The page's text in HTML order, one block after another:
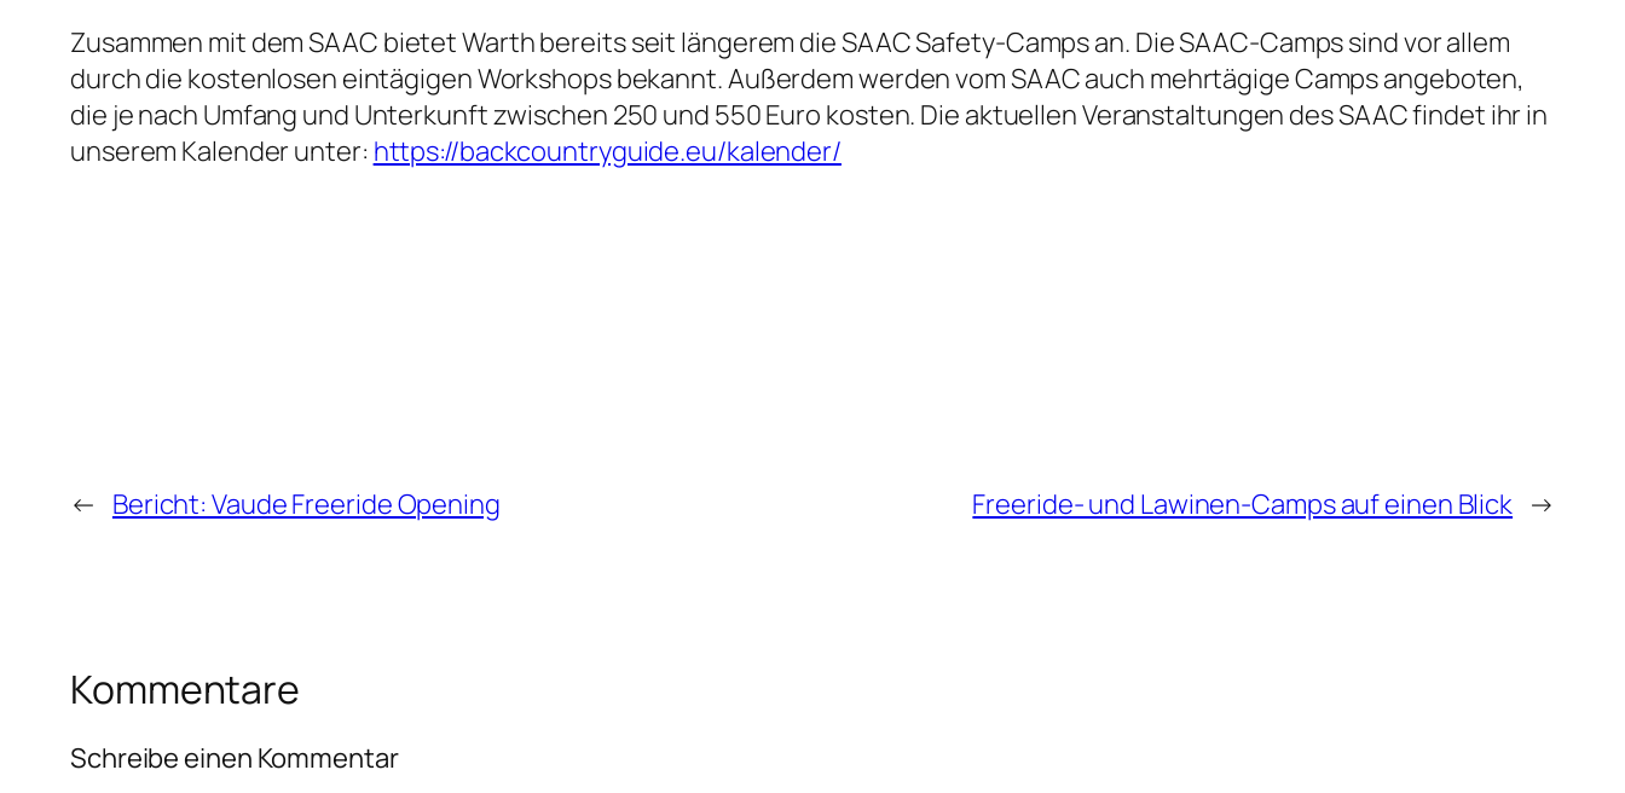
Zusammen mit dem SAAC bietet Warth bereits seit längerem die SAAC Safety-Camps an. Die SAAC-Camps sind vor allem
durch die kostenlosen eintägigen Workshops bekannt. Außerdem werden vom SAAC auch mehrtägige Camps angeboten,
die je nach Umfang und Unterkunft zwischen 250 und 550 Euro kosten. Die aktuellen Veranstaltungen des SAAC findet ihr in
unserem Kalender unter: https://backcountryguide.eu/kalender/
← Bericht: Vaude Freeride Opening Freeride- und Lawinen-Camps auf einen Blick →
Kommentare
Schreibe einen Kommentar